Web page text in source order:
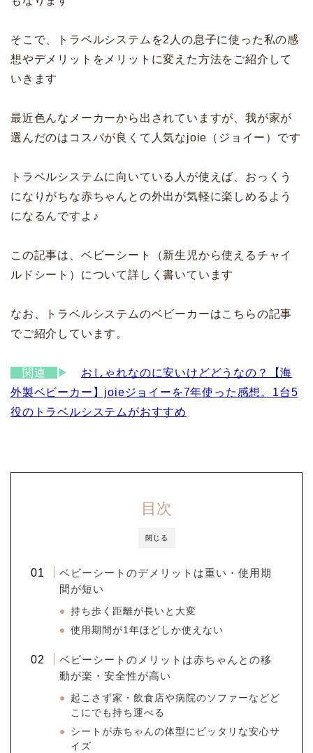
そこで、トラベルシステムを2人の息子に使った私の感
想やデメリットをメリットに変えた方法をご紹介して
いきます
最近色んなメーカーから出されていますが、我が家が
選んだのはコスパが良くて人気なjoie（ジョイー）です
トラベルシステムに向いている人が使えば、おっくう
になりがちな赤ちゃんとの外出が気軽に楽しめるよう
になるんですよ♪
この記事は、ベビーシート（新生児から使えるチャイ
ルドシート）について詳しく書いています
なお、トラベルシステムのベビーカーはこちらの記事
でご紹介しています。
関連 ▶
おしゃれなのに安いけどどうなの？【海
外製ベビーカー】joieジョイーを7年使った感想。1台5
役のトラベルシステムがおすすめ
閉じる
目次
ベビーシートのデメリットは重い・使用期
間が短い
持ち歩く距離が長いと大変
使用期間が1年ほどしか使えない
ベビーシートのメリットは赤ちゃんとの移
動が楽・安全性が高い
起こさず家・飲食店や病院のソファーなどど
こにでも持ち運べる
シートが赤ちゃんの体型にピッタリな安心サ
イズ